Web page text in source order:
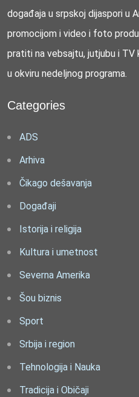
događaja u srpskoj dijaspori u
promocijom i video i foto
pratiti na vebsajtu, jutjubu i TV
u okviru nedeljnog programa.
Categories
ADS
Arhiva
Čikago dešavanja
Događaji
Istorija i religija
Kultura i umetnost
Severna Amerika
Šou biznis
Sport
Srbija i region
Tehnologija i Nauka
Tradicija i Običaji